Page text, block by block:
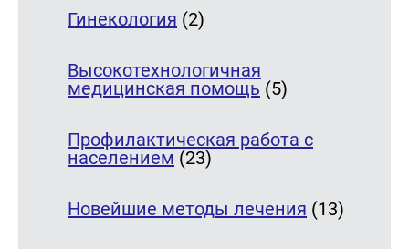
Гинекология (2)
Высокотехнологичная
медицинская помощь (5)
Профилактическая работа с
населением (23)
Новейшие методы лечения (13)